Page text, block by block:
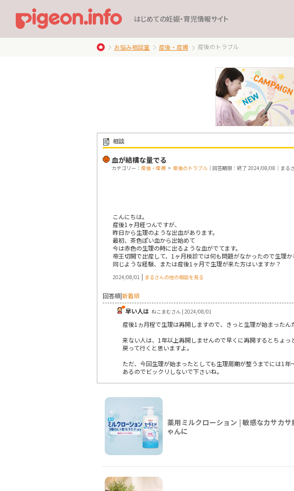
はじめての妊娠・育児情報サイト
お悩み相談室 産後・産褥 産後のトラブル
相談
血が結構な量でる
カテゴリー： 産後・産褥 > 産後のトラブル ｜回答期限：終了 2024/08/08｜まる
こんにちは。
産後1ヶ月経つんですが、
昨日から生理のような出血があります。
最初、茶色ぽい血から出始めて
今は赤色の生理の時に出るような血がでてます。
帝王切開で出産して、1ヶ月検診では何も問題がなかったので生理か
同じような経験、または産後1ヶ月で生理が来た方はいますか？
2024/08/01 | まるさんの他の相談を見る
回答順|新着順
早い人は ねこまむさん | 2024/08/01
産後1ヵ月程で生理は再開しますので、きっと生理が始まったん
来ない人は、1年以上再開しませんので早くに再開するとちょ
戻って行くと思いますよ。
ただ、今回生理が始まったとしても生理周期が整うまでには1
あるのでビックリしないで下さいね。
薬用ミルクローション | 敏感なカサカサ
ゃんに